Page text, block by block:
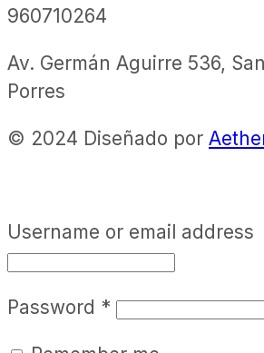
960710264
Av. Germán Aguirre 536,
Porres
© 2024 Diseñado por
Username or email address
Password *